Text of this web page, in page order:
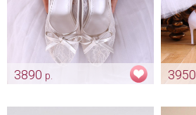
3890 р.
3950